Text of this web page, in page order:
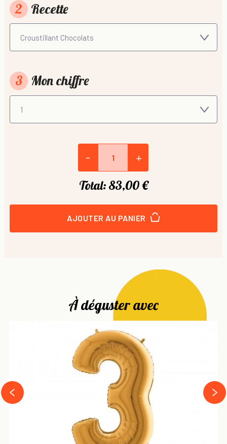
2 Recette
3 Mon chiffre
- +
Total: 83,00 €
AJOUTER AU PANIER
À déguster avec
prev
next